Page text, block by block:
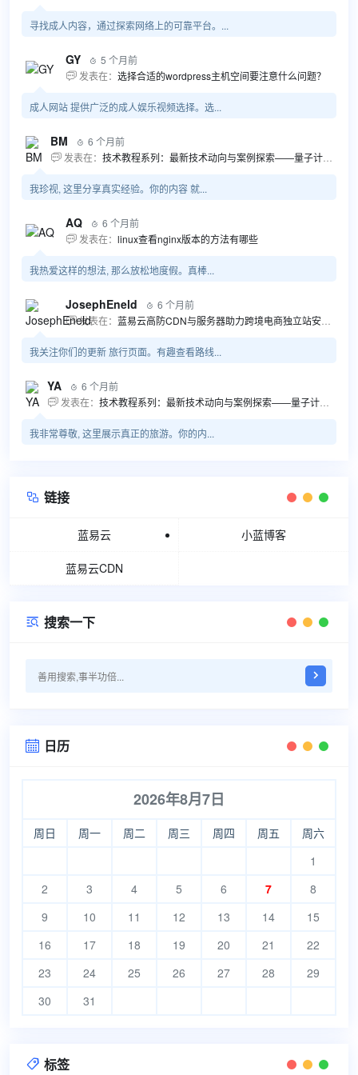
寻找成人内容，通过探索网络上的可靠平台。...
GY  5 个月前
 发表在： 选择合适的wordpress主机空间要注意什么问题？
成人网站 提供广泛的成人娱乐视频选择。选...
BM  6 个月前
 发表在： 技术教程系列：最新技术动向与案例探索——量子计算商业应用揭秘 该教程将深入探索最新技术动态，重点关注量子计算技术在商业领域的应用，结合具体案例阐述其背景、起因、经过和结果。同时，强调技术文档和运维文档的重要性，揭示它们在新技术发展和行业标准...
我珍视, 这里分享真实经验。你的内容 就...
AQ  6 个月前
 发表在： linux查看nginx版本的方法有哪些
我热爱这样的想法, 那么放松地度假。真棒...
JosephEneld  6 个月前
 发表在： 蓝易云高防CDN与服务器助力跨境电商独立站安全高效发展
我关注你们的更新 旅行页面。有趣查看路线...
YA  6 个月前
 发表在： 技术教程系列：最新技术动向与案例探索——量子计算商业应用揭秘 该教程将深入探索最新技术动态，重点关注量子计算技术在商业领域的应用，结合具体案例阐述其背景、起因、经过和结果。同时，强调技术文档和运维文档的重要性，揭示它们在新技术发展和行业标准...
我非常尊敬, 这里展示真正的旅游。你的内...
 链接
蓝易云 小蓝博客
蓝易云CDN
 搜索一下
 日历
2026年8月7日
周日 周一 周二 周三 周四 周五
周六
1
2
3 4 5 6 7
8
9
10 11 12 13 14
15
16
17 18 19 20 21
22
23
24 25 26 27 28
29
30
31
 标签